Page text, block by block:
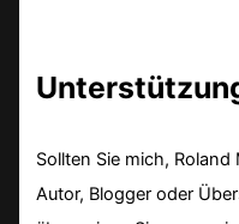
Sollten Sie mich,
Autor, Blogger oder